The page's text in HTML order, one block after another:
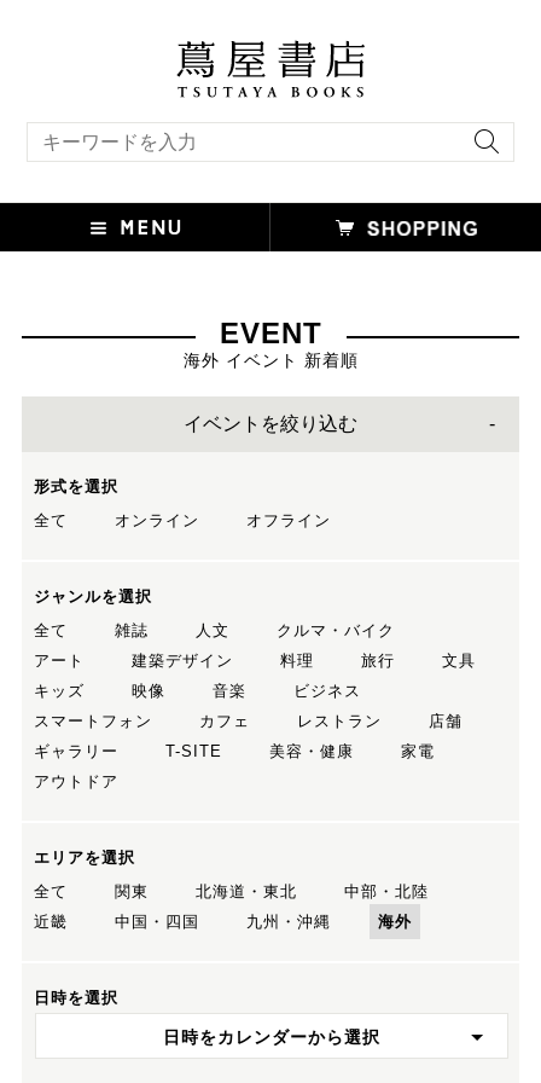
EVENT
海外 イベント 新着順
イベントを絞り込む
形式を選択
全て
オンライン オフライン
ジャンルを選択
全て
雑誌 人文
クルマ・バイク
アート
建築デザイン 料理 旅行
文具
キッズ
映像 音楽
ビジネス
スマートフォン
カフェ レストラン
店舗
ギャラリー
T-SITE 美容・健康
家電
アウトドア
エリアを選択
全て
関東 北海道・東北
中部・北陸
近畿
中国・四国 九州・沖縄 海外
日時を選択
日時をカレンダーから選択